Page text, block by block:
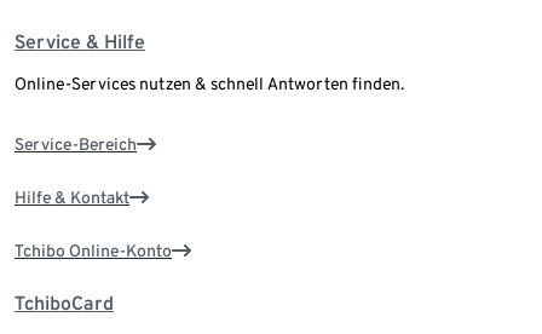
Service & Hilfe
Online-Services nutzen & schnell Antworten finden.
Service-Bereich
Hilfe & Kontakt
Tchibo Online-Konto
TchiboCard